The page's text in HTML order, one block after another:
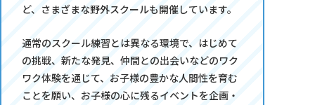
ど、さまざまな野外スクールも開催しています。
通常のスクール練習とは異なる環境で、はじめて
の挑戦、新たな発見、仲間との出会いなどのワク
ワク体験を通じて、お子様の豊かな人間性を育む
ことを願い、お子様の心に残るイベントを企画・